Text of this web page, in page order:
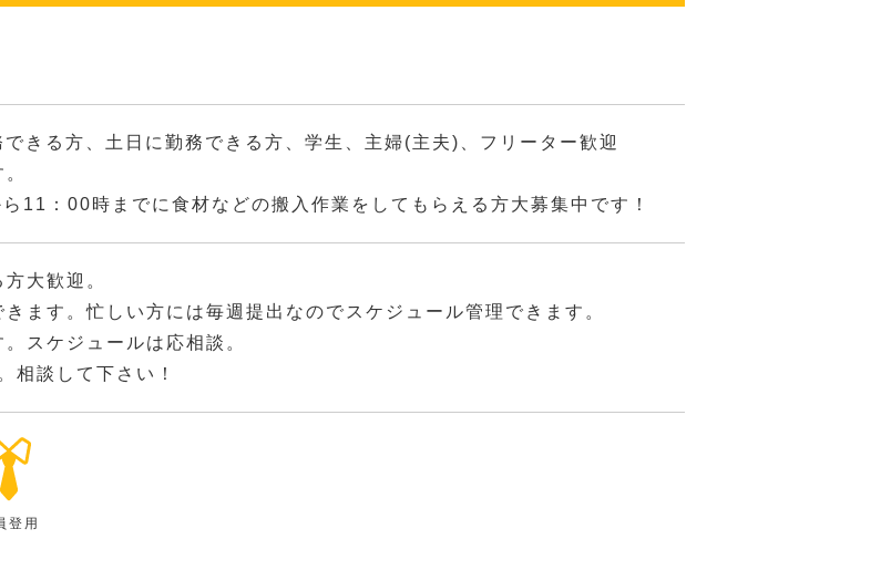
きる方、土日に勤務できる方、学生、主婦(主夫)、フリーター歓迎
11：00時までに食材などの搬入作業をしてもらえる方大募集中です！
大歓迎。
ます。忙しい方には毎週提出なのでスケジュール管理できます。
スケジュールは応相談。
相談して下さい！
登用